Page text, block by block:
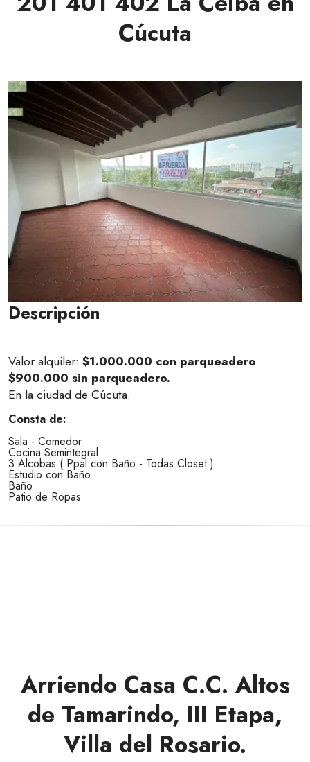
Cúcuta
Descripción
Valor alquiler: $1.000.000 con parqueadero
$900.000 sin parqueadero.
En la ciudad de Cúcuta.
Consta de:
Sala - Comedor
Cocina Semintegral
3 Alcobas ( Ppal con Baño - Todas Closet )
Estudio con Baño
Baño
Patio de Ropas
Arriendo Casa C.C. Altos
de Tamarindo, III Etapa,
Villa del Rosario.